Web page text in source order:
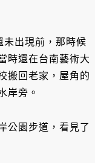
未出現前，那時候
時還在台南藝術大
搬回老家，屋角的
岸旁。
公園步道，看見了